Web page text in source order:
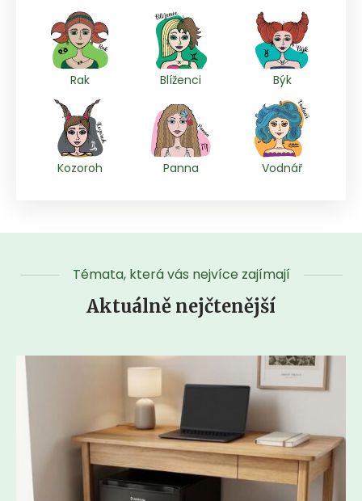
Rak Blíženci Býk
Kozoroh Panna Vodnář
Témata, která vás nejvíce zajímají
Aktuálně nejčtenější